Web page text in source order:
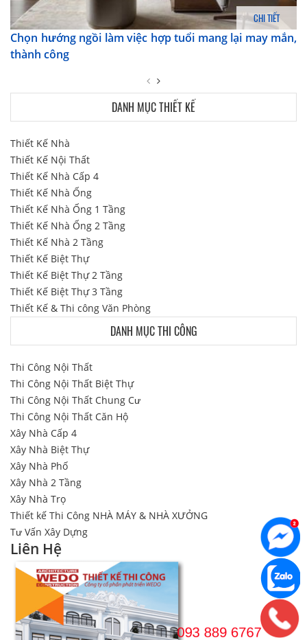
CHI TIẾT
Chọn hướng ngồi làm việc hợp tuổi mang lại may mắn,
thành công
DANH MỤC THIẾT KẾ
Thiết Kế Nhà
Thiết Kế Nội Thất
Thiết Kế Nhà Cấp 4
Thiết Kế Nhà Ống
Thiết Kế Nhà Ống 1 Tầng
Thiết Kế Nhà Ống 2 Tầng
Thiết Kế Nhà 2 Tầng
Thiết Kế Biệt Thự
Thiết Kế Biệt Thự 2 Tầng
Thiết Kế Biệt Thự 3 Tầng
Thiết Kế & Thi công Văn Phòng
DANH MỤC THI CÔNG
Thi Công Nội Thất
Thi Công Nội Thất Biệt Thự
Thi Công Nội Thất Chung Cư
Thi Công Nội Thất Căn Hộ
Xây Nhà Cấp 4
Xây Nhà Biệt Thự
Xây Nhà Phố
Xây Nhà 2 Tầng
Xây Nhà Trọ
Thiết kế Thi Công NHÀ MÁY & NHÀ XƯỞNG
Tư Vấn Xây Dựng
Liên Hệ